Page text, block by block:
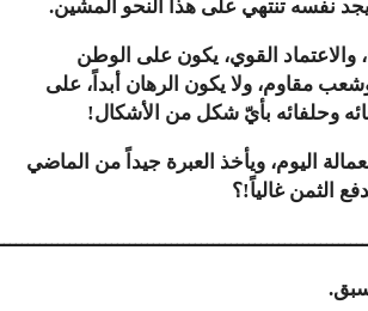
يجد نفسه تنتهي على هذا النحو المشين.
والاعتماد القوي، يكون على الوطن
مقاوم، ولا يكون الرهان أبداً، على
وحلفائه بأيّ شكل من الأشكال!
اليوم، ويأخذ العبرة جيداً من الماضي
الثمن غالياً!؟
.